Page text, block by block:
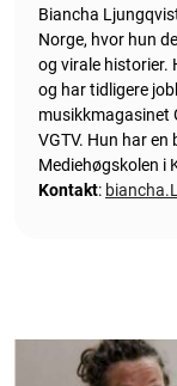
Biancha
Norge, hvor hun
og virale historier.
og har tidligere
musikkmagasinet
VGTV. Hun har
Mediehøgskolen i
Kontakt: